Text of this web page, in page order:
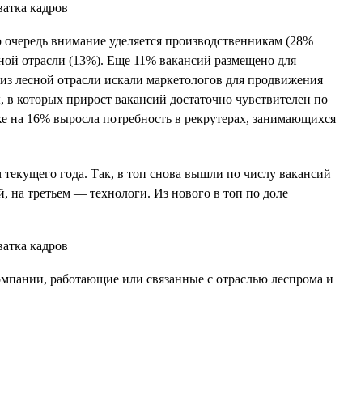
внимание уделяется производственникам (28%
отрасли (13%). Еще 11% вакансий размещено для
лесной отрасли искали маркетологов для продвижения
которых прирост вакансий достаточно чувствителен по
на 16% выросла потребность в рекрутерах, занимающихся
текущего года. Так, в топ снова вышли по числу вакансий
на третьем — технологи. Из нового в топ по доле
работающие или связанные с отраслью леспрома и